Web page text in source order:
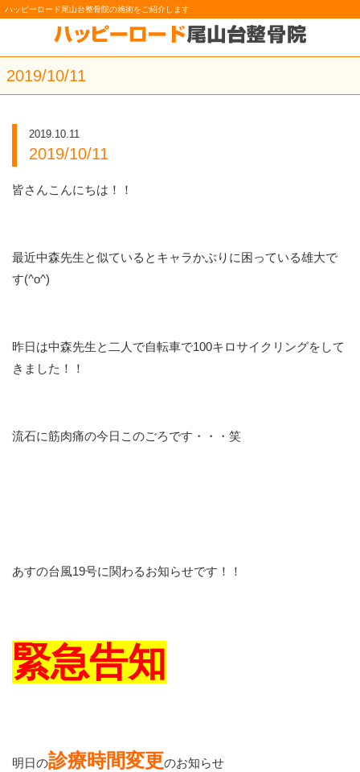
ハッピーロード尾山台整骨院の施術をご紹介します
2019/10/11
2019.10.11
2019/10/11
皆さんこんにちは！！
最近中森先生と似ているとキャラかぶりに困っている雄大で
す(^o^)
昨日は中森先生と二人で自転車で100キロサイクリングをして
きました！！
流石に筋肉痛の今日このごろです・・・笑
あすの台風19号に関わるお知らせです！！
緊急告知
明日の診療時間変更のお知らせ